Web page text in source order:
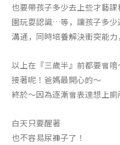
也要帶孩子多少去上些才藝
園玩耍認識…等，讓孩子多少
溝通，同時培養解決衝突能
以上在『三歲半』前都要會唷
接著呢！爸媽最開心的～
終於～因為逐漸會表達想上廁
白天只要醒著
也不容易尿褲子了！